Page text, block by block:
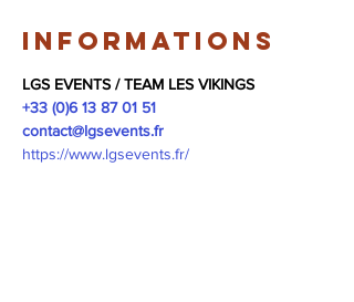
Informations
LGS EVENTS / TEAM LES VIKINGS
+33 (0)6 13 87 01 51
contact@lgsevents.fr
https://www.lgsevents.fr/